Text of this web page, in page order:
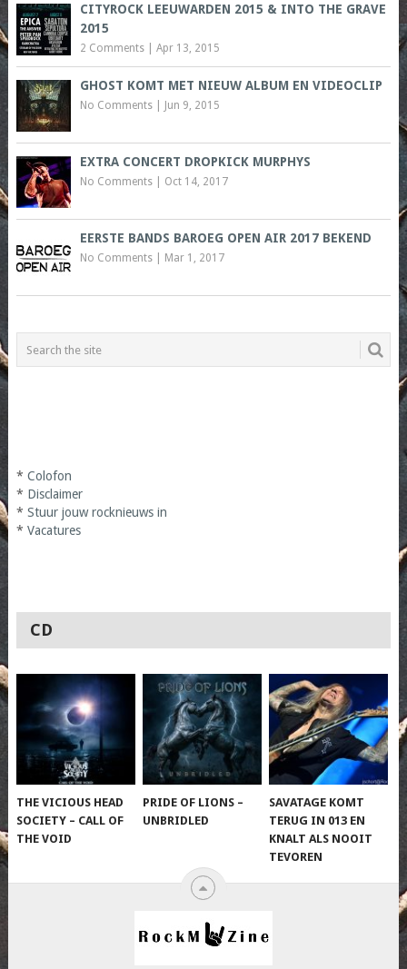
CITYROCK LEEUWARDEN 2015 & INTO THE GRAVE
2015
2 Comments| Apr 13, 2015
GHOST KOMT MET NIEUW ALBUM EN VIDEOCLIP
No Comments| Jun 9, 2015
EXTRA CONCERT DROPKICK MURPHYS
No Comments| Oct 14, 2017
EERSTE BANDS BAROEG OPEN AIR 2017 BEKEND
No Comments| Mar 1, 2017
* Colofon
* Disclaimer
* Stuur jouw rocknieuws in
* Vacatures
CD
THE VICIOUS HEAD
SOCIETY – CALL OF
THE VOID
PRIDE OF LIONS –
UNBRIDLED
SAVATAGE KOMT
TERUG IN 013 EN
KNALT ALS NOOIT
TEVOREN